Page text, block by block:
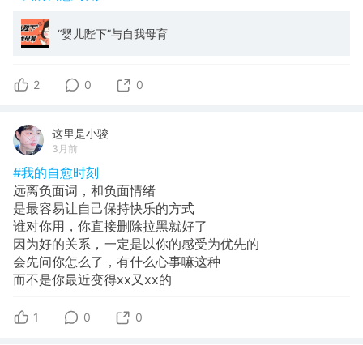
“婴儿陛下”与自我母育
2 0 0
这里是小骏
3月前
#我的自愈时刻
远离负面词，和负面情绪
是最容易让自己保持快乐的方式
谁对你用，你直接删除拉黑就好了
因为好的关系，一定是以你的感受为优先的
会先问你怎么了，有什么心事嘛这种
而不是你最近变得xx又xx的
1 0 0